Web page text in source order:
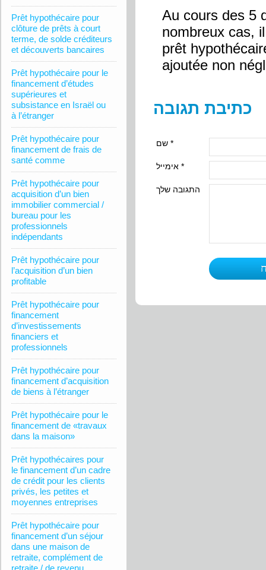
Prêt hypothécaire pour
clôture de prêts à court
terme, de solde créditeurs
et découverts bancaires
Prêt hypothécaire pour le
financement d’études
supérieures et
subsistance en Israël ou
à l’étranger
Prêt hypothécaire pour
financement de frais de
santé comme
Prêt hypothécaire pour
acquisition d’un bien
immobilier commercial /
bureau pour les
professionnels
indépendants
Prêt hypothécaire pour
l’acquisition d’un bien
profitable
Prêt hypothécaire pour
financement
d’investissements
financiers et
professionnels
Prêt hypothécaire pour
financement d’acquisition
de biens à l’étranger
Prêt hypothécaire pour le
financement de «travaux
dans la maison»
Prêt hypothécaires pour
le financement d’un cadre
de crédit pour les clients
privés, les petites et
moyennes entreprises
Prêt hypothécaire pour
financement d’un séjour
dans une maison de
retraite, complément de
retraite / de revenu
Au cours des 5
nombreux cas,
prêt
ajoutée non
כתיבת תגובה
שם *
אימייל *
התגובה שלך